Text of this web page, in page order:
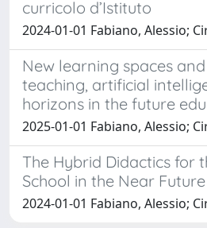
curricolo d’Istituto
2024-01-01 Fabiano, Alessio;
New learning spaces
teaching, artificial
horizons in the future
2025-01-01 Fabiano, Alessio;
The Hybrid Didactics for
School in the Near Future
2024-01-01 Fabiano, Alessio;